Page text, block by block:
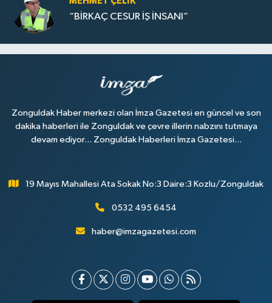
“BİRKAÇ CESUR İŞ İNSANI”
Zonguldak Haber merkezi olan İmza Gazetesi en güncel ve son
dakika haberleri ile Zonguldak ve çevre illerin nabzını tutmaya
devam ediyor... Zonguldak Haberleri İmza Gazetesi...
19 Mayıs Mahallesi Ata Sokak No:3 Daire:3 Kozlu/Zonguldak
0532 495 6454
haber@imzagazetesi.com